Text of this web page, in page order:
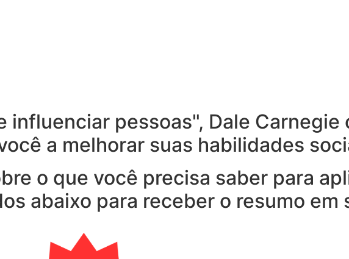
influenciar pessoas", Dale Carnegie
a melhorar suas habilidades
o que você precisa saber para
abaixo para receber o resumo